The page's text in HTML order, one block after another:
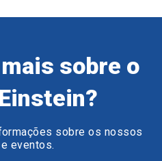
sobre o
sobre os nossos
eventos.